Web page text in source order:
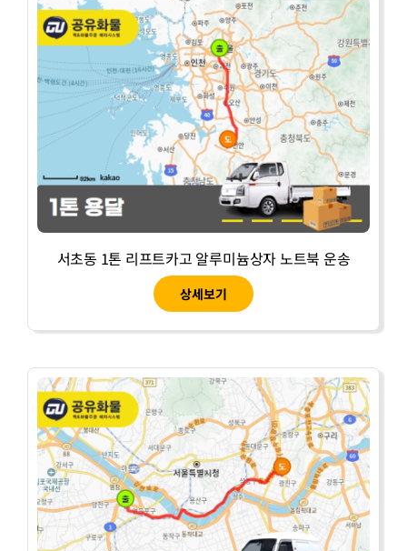
서초동 1톤 리프트카고 알루미늄상자 노트북 운송
상세보기